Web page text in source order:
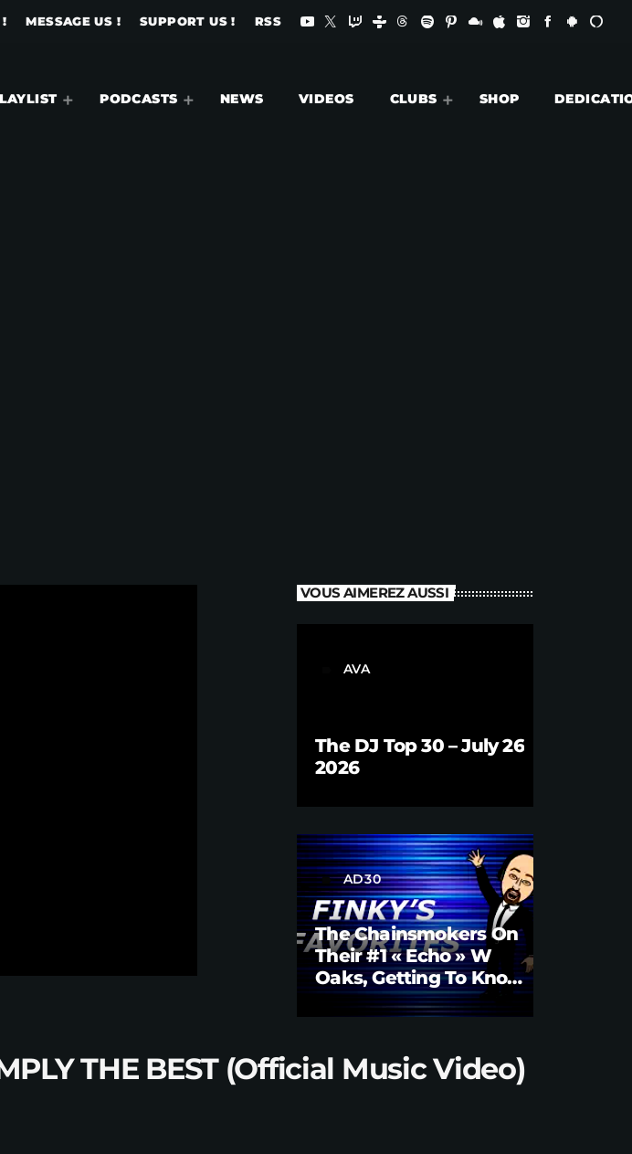
! MESSAGE US ! SUPPORT US ! RSS
PODCASTS NEWS VIDEOS CLUBS SHOP
VOUS AIMEREZ AUSSI
AVA
The DJ Top 30 – July 26
2026
label AD30
The Chainsmokers On
Their #1 « Echo » W
Oaks, Getting To Know
Them Better | Brian
Fink Interview
THE BEST (Official Music Video)